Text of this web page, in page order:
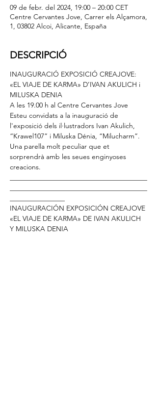
09 de febr. del 2024, 19:00 – 20:00 CET
Centre Cervantes Jove, Carrer els Alçamora,
1, 03802 Alcoi, Alicante, España
DESCRIPCIÓ
INAUGURACIÓ EXPOSICIÓ CREAJOVE:
«EL VIAJE DE KARMA» D’IVAN AKULICH i
MILUSKA DENIA
A les 19.00 h al Centre Cervantes Jove
Esteu convidats a la inauguració de
l'exposició dels il·lustradors Ivan Akulich,
“Krawel107” i Miluska Dénia, “Milucharm”.
Una parella molt peculiar que et
sorprendrà amb les seues enginyoses
creacions.
INAUGURACIÓN EXPOSICIÓN CREAJOVE
«EL VIAJE DE KARMA» DE IVAN AKULICH
Y MILUSKA DENIA